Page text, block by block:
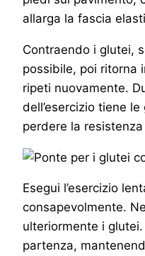
allarga la fascia
Contraendo i glutei,
possibile, poi ritorna
ripeti nuovamente.
dell’esercizio tiene
perdere la resistenza
Esegui l’esercizio
consapevolmente.
ulteriormente i
partenza,